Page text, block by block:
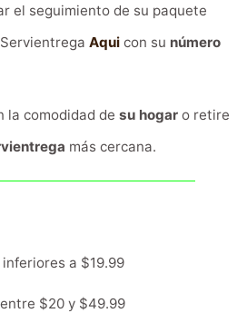
el seguimiento de su paquete
Aquicon su número
la comodidad de su hogaro retire
más cercana.
a $19.99
$20 y $49.99